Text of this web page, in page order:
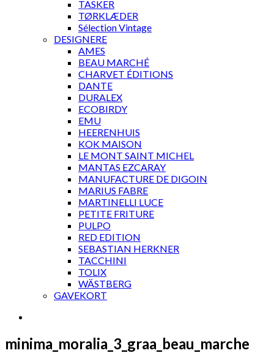
TASKER
TØRKLÆDER
Sélection Vintage
DESIGNERE
AMES
BEAU MARCHÉ
CHARVET ÉDITIONS
DANTE
DURALEX
ECOBIRDY
EMU
HEERENHUIS
KOK MAISON
LE MONT SAINT MICHEL
MANTAS EZCARAY
MANUFACTURE DE DIGOIN
MARIUS FABRE
MARTINELLI LUCE
PETITE FRITURE
PULPO
RED EDITION
SEBASTIAN HERKNER
TACCHINI
TOLIX
WÄSTBERG
GAVEKORT
minima_moralia_3_graa_beau_marche